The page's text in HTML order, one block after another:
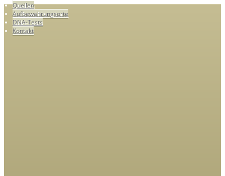
Quellen
Aufbewahrungsorte
DNA-Tests
Kontakt